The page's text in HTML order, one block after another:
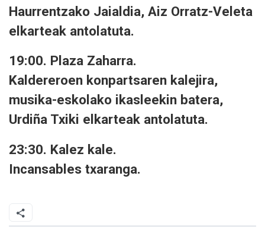
Haurrentzako Jaialdia, Aiz Orratz-Veleta
elkarteak antolatuta.
19:00. Plaza Zaharra.
Kaldereroen konpartsaren kalejira,
musika-eskolako ikasleekin batera,
Urdiña Txiki elkarteak antolatuta.
23:30. Kalez kale.
Incansables txaranga.